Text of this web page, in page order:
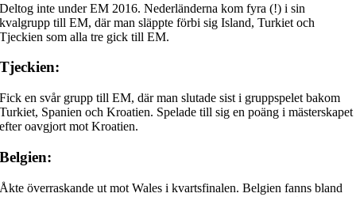
Deltog inte under EM 2016. Nederländerna kom fyra (!) i sin
kvalgrupp till EM, där man släppte förbi sig Island, Turkiet och
Tjeckien som alla tre gick till EM.
Tjeckien:
Fick en svår grupp till EM, där man slutade sist i gruppspelet bakom
Turkiet, Spanien och Kroatien. Spelade till sig en poäng i mästerskapet
efter oavgjort mot Kroatien.
Belgien:
Åkte överraskande ut mot Wales i kvartsfinalen. Belgien fanns bland